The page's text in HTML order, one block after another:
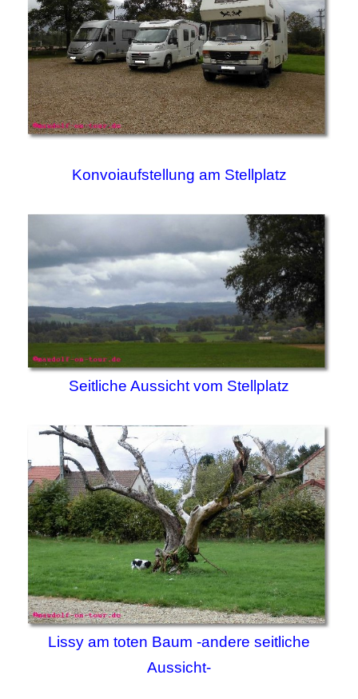
Konvoiaufstellung am Stellplatz
Seitliche Aussicht vom Stellplatz
Lissy am toten Baum -andere seitliche
Aussicht-